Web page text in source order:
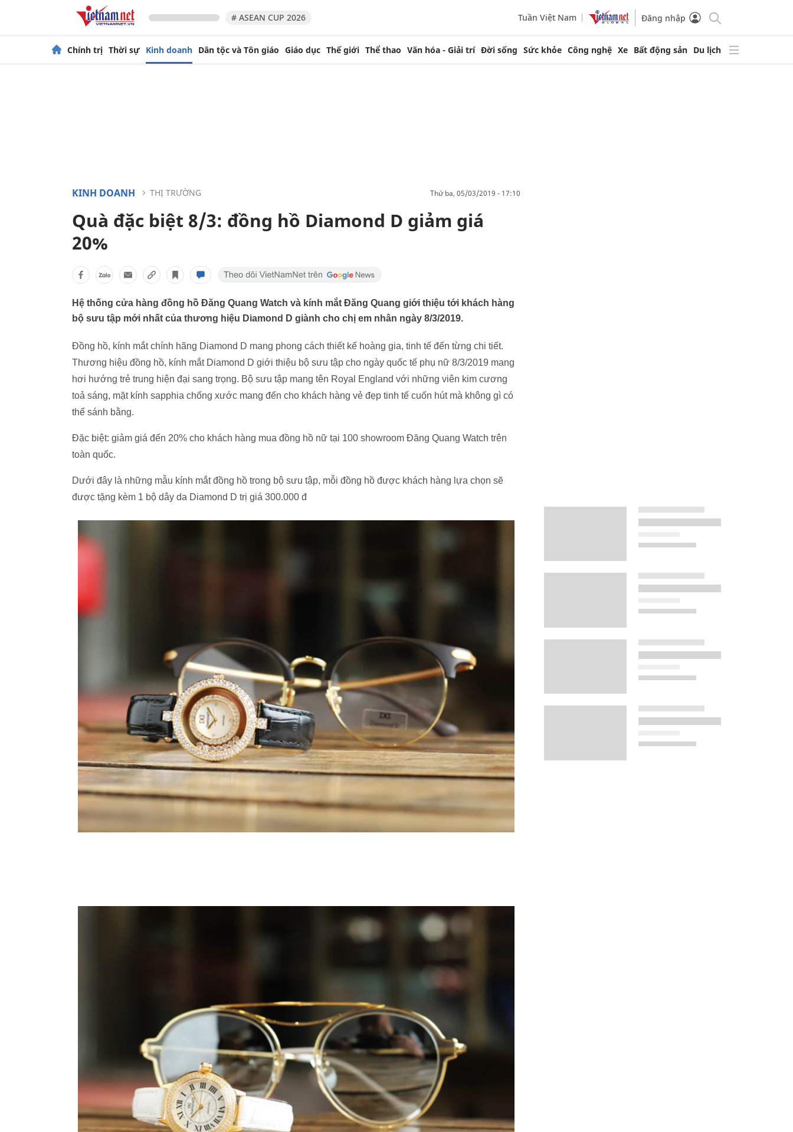
# ASEAN CUP 2026 Tuần Việt Nam Đăng nhập
Chính trị Thời sự Kinh doanh Dân tộc và Tôn giáo Giáo dục Thế giới Thể thao Văn hóa - Giải trí Đời sống Sức khỏe Công nghệ Xe Bất động sản Du lịch
KINH DOANH THỊ TRƯỜNG thứ ba, 05/03/2019 - 17:10
Quà đặc biệt 8/3: đồng hồ Diamond D giảm giá
20%
Hệ thống cửa hàng đồng hồ Đăng Quang Watch và kính mắt Đăng Quang giới thiệu tới khách hàng
bộ sưu tập mới nhất của thương hiệu Diamond D giành cho chị em nhân ngày 8/3/2019.
Đồng hồ, kính mắt chính hãng Diamond D mang phong cách thiết kế hoàng gia, tinh tế đến từng chi tiết.
Thương hiệu đồng hồ, kính mắt Diamond D giới thiệu bộ sưu tập cho ngày quốc tế phụ nữ 8/3/2019 mang
hơi hướng trẻ trung hiện đại sang trọng. Bộ sưu tập mang tên Royal England với những viên kim cương
toả sáng, mặt kính sapphia chống xước mang đến cho khách hàng vẻ đẹp tinh tế cuốn hút mà không gì có
thể sánh bằng.
Đặc biệt: giảm giá đến 20% cho khách hàng mua đồng hồ nữ tại 100 showroom Đăng Quang Watch trên
toàn quốc.
Dưới đây là những mẫu kính mắt đồng hồ trong bộ sưu tập, mỗi đồng hồ được khách hàng lựa chọn sẽ
được tặng kèm 1 bộ dây da Diamond D trị giá 300.000 đ